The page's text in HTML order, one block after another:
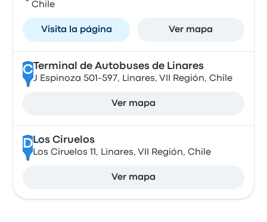
Chile
Visita la página Ver mapa
CTerminal de Autobuses de Linares
J Espinoza 501-597, Linares, VII Región, Chile
Ver mapa
DLos Ciruelos
Los Ciruelos 11, Linares, VII Región, Chile
Ver mapa